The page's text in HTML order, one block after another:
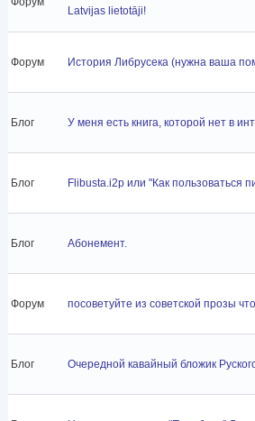
Latvijas lietotāji!
Форум История Либрусека (нужна ваша
Блог У меня есть книга, которой нет в
Блог Flibusta.i2p или "Как пользоваться
Блог Абонемент.
Форум посоветуйте из советской прозы
Блог Очередной кавайный бложик